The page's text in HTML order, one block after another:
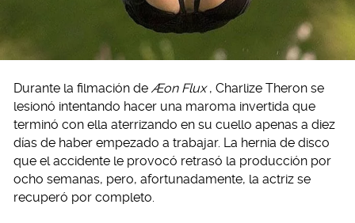
Durante la filmación deÆon Flux , Charlize Theron se
lesionó intentando hacer una maroma invertida que
terminó con ella aterrizando en su cuello apenas a diez
días de haber empezado a trabajar. La hernia de disco
que el accidente le provocó retrasó la producción por
ocho semanas, pero, afortunadamente, la actriz se
recuperó por completo.